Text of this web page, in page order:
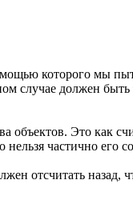
которого мы
случае должен
объектов. Это как
частично его
отсчитать назад,